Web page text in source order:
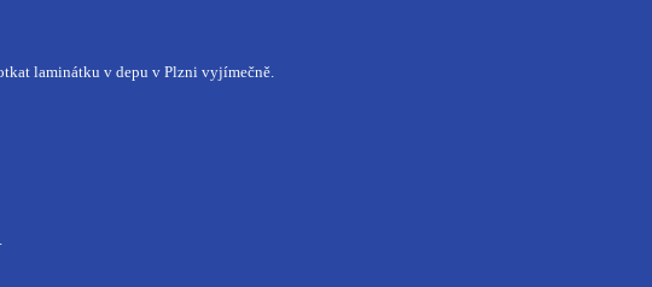
laminátku v depu v Plzni vyjímečně.
.